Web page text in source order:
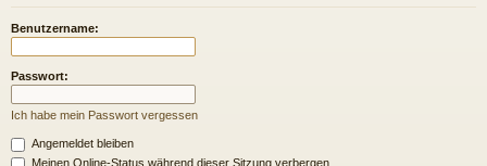
Benutzername:
Passwort:
Ich habe mein Passwort vergessen
Angemeldet bleiben
Meinen Online-Status während dieser Sitzung verbergen